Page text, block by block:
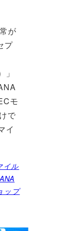
が
プ
モ
で
イ
イル
ップ